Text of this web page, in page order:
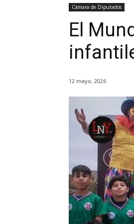
Cámara de Diputados
El
12 mayo, 2026